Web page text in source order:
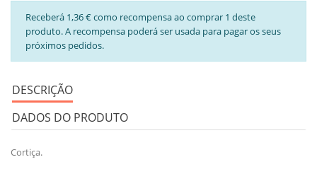
Receberá 1,36 € como recompensa ao comprar 1 deste
produto. A recompensa poderá ser usada para pagar os seus
próximos pedidos.
DESCRIÇÃO
DADOS DO PRODUTO
Cortiça.